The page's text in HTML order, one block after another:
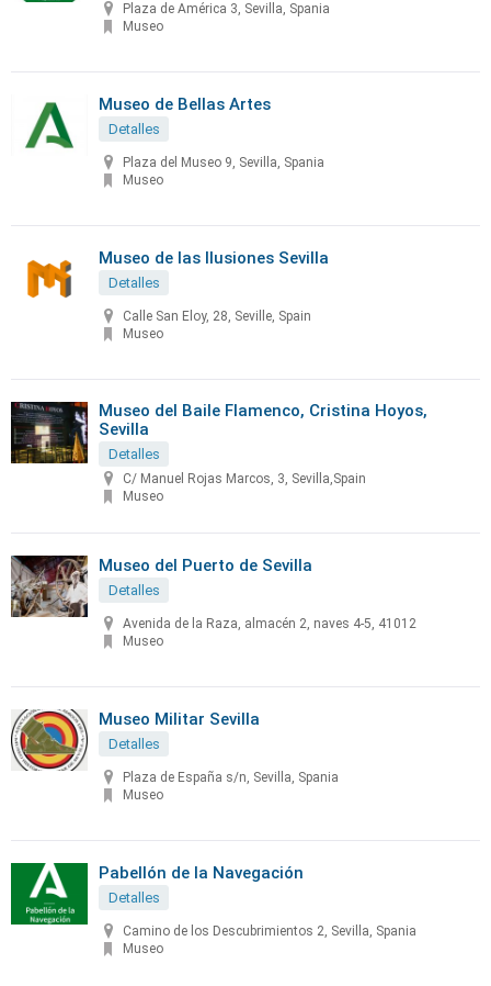
Plaza de América 3, Sevilla, Spania
Museo
Museo de Bellas Artes
Detalles
Plaza del Museo 9, Sevilla, Spania
Museo
Museo de las Ilusiones Sevilla
Detalles
Calle San Eloy, 28, Seville, Spain
Museo
Museo del Baile Flamenco, Cristina Hoyos,
Sevilla
Detalles
C/ Manuel Rojas Marcos, 3, Sevilla,Spain
Museo
Museo del Puerto de Sevilla
Detalles
Avenida de la Raza, almacén 2, naves 4-5, 41012
Museo
Museo Militar Sevilla
Detalles
Plaza de España s/n, Sevilla, Spania
Museo
Pabellón de la Navegación
Detalles
Camino de los Descubrimientos 2, Sevilla, Spania
Museo